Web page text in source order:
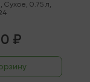
, Сухое, 0.75 л,
₽